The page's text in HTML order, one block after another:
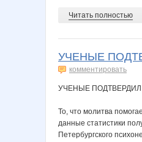
Читать полностью
УЧЕНЫЕ
комментировать
УЧЕНЫЕ
То, что молитва
данные статистики
Петербургского